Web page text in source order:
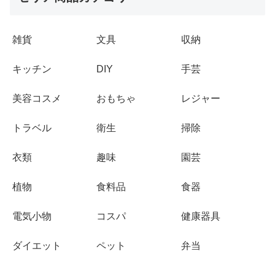
雑貨 文具 収納
キッチン DIY 手芸
美容コスメ おもちゃ レジャー
トラベル 衛生 掃除
衣類 趣味 園芸
植物 食料品 食器
電気小物 コスパ 健康器具
ダイエット ペット 弁当